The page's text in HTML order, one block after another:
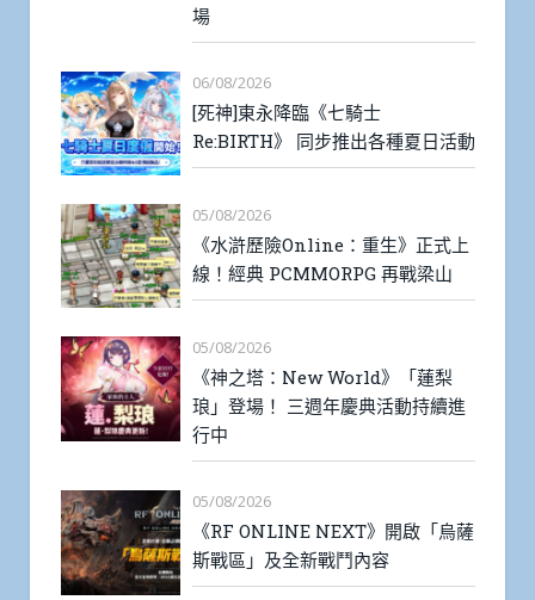
場
06/08/2026
[死神]東永降臨《七騎士
Re:BIRTH》 同步推出各種夏日活動
05/08/2026
《水滸歷險Online：重生》正式上
線！經典 PCMMORPG 再戰梁山
05/08/2026
《神之塔：New World》「蓮梨
琅」登場！ 三週年慶典活動持續進
行中
05/08/2026
《RF ONLINE NEXT》開啟「烏薩
斯戰區」及全新戰鬥內容